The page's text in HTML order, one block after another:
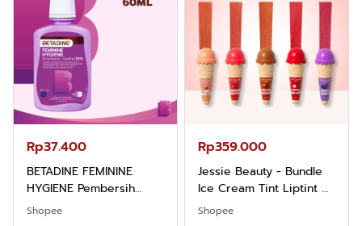
Rp37.400
BETADINE FEMININE
HYGIENE Pembersih
Kewanitaan 60ml
Shopee
Rp359.000
Jessie Beauty - Bundle
Ice Cream Tint Liptint All
Variant
Shopee